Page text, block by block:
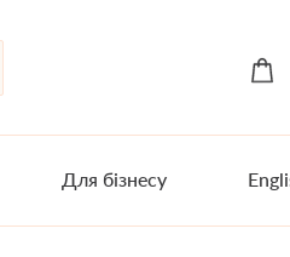
Для бізнесу